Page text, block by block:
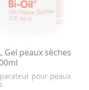
Gel peaux sèches
pour peaux